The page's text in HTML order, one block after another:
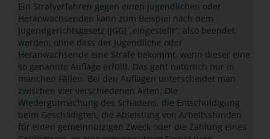
Ein Strafverfahren gegen einen Jugendlichen oder
Heranwachsenden kann zum Beispiel nach dem
Jugendgerichtsgesetz (JGG) „eingestellt“, also beendet,
werden, ohne dass der Jugendliche oder
Heranwachsende eine Strafe bekommt, wenn dieser eine
so genannte Auflage erfüllt. Das geht natürlich nur in
manchen Fällen. Bei den Auflagen unterscheidet man
zwischen vier verschiedenen Arten: Die
Wiedergutmachung des Schadens, die Entschuldigung
beim Geschädigten, die Ableistung von Arbeitsstunden
für einen gemeinnützigen Zweck oder die Zahlung eines